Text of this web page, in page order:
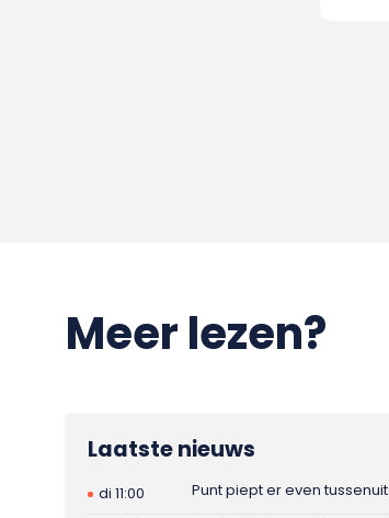
Meer lezen?
Laatste nieuws
di 11:00
Punt piept er even tussenuit